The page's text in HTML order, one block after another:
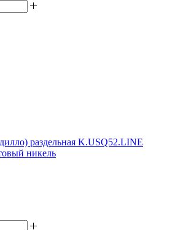
раздельная K.USQ52.LINE
никель